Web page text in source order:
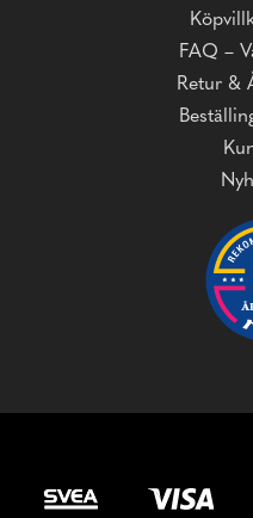
FAQ –
Retur &